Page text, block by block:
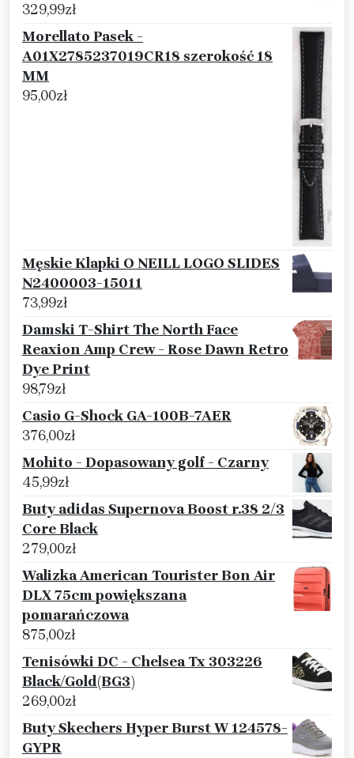
329,99zł
Morellato Pasek -
A01X2785237019CR18 szerokość 18
MM
95,00zł
Męskie Klapki O NEILL LOGO SLIDES
N2400003-15011
73,99zł
Damski T-Shirt The North Face
Reaxion Amp Crew - Rose Dawn Retro
Dye Print
98,79zł
Casio G-Shock GA-100B-7AER
376,00zł
Mohito - Dopasowany golf - Czarny
45,99zł
Buty adidas Supernova Boost r.38 2/3
Core Black
279,00zł
Walizka American Tourister Bon Air
DLX 75cm powiększana
pomarańczowa
875,00zł
Tenisówki DC - Chelsea Tx 303226
Black/Gold(BG3)
269,00zł
Buty Skechers Hyper Burst W 124578-
GYPR